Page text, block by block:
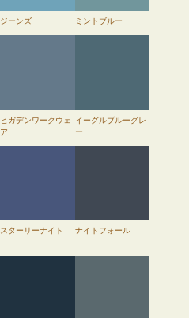
ジーンズ ミントブルー
ヒガデンワークウェ
ア
イーグルブルーグレ
ー
スターリーナイト ナイトフォール